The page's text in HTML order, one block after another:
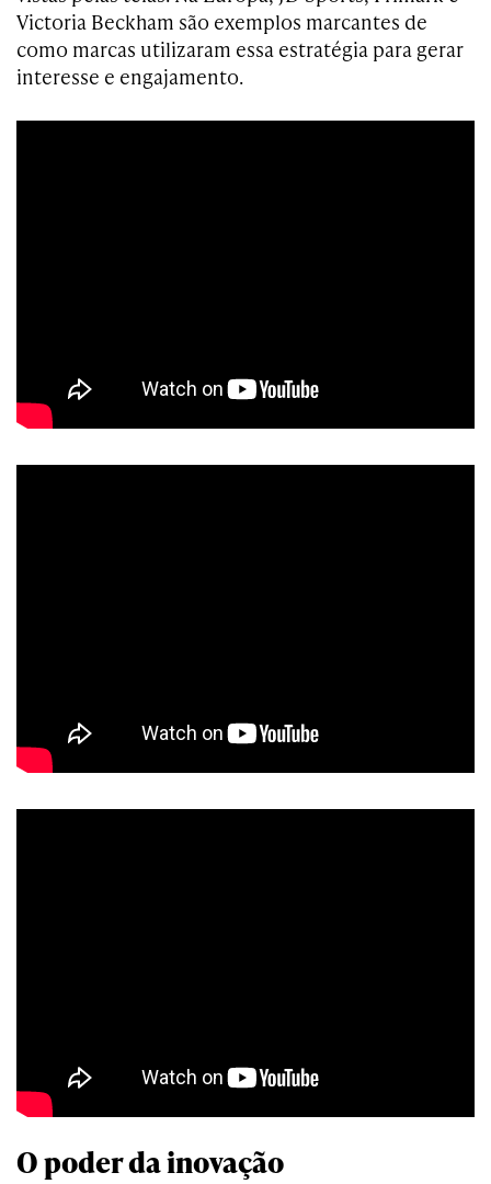
Victoria Beckham são exemplos marcantes de
como marcas utilizaram essa estratégia para gerar
interesse e engajamento.
O poder da inovação